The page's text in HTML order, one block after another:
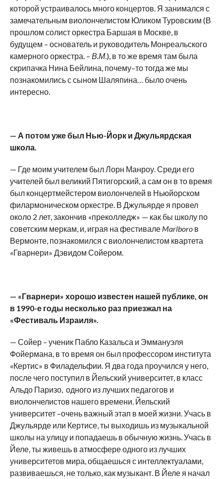
которой устраивалось много концертов. Я занимался с
замечательным виолончелистом Юликом Туровским (В
прошлом солист оркестра Баршая в Москве, в
будущем – основатель и руководитель Монреальского
камерного оркестра. – В.М.), в то же время там была
скрипачка Нина Бейлина, почему–то тогда же мы
познакомились с сыном Шаляпина… было очень
интересно.
— А потом уже был Нью-Йорк и Джульярдская
школа.
— Где моим учителем был Лорн Манроу. Среди его
учителей был великий Пятигорский, а сам он в то время
был концертмейстером виолончелей в Ньюйорском
филармоническом оркестре. В Джульярде я провел
около 2 лет, закончив «преколледж» — как бы школу по
советским меркам, и, играя на фестивале Marlboroв
Вермонте, познакомился с виолончелистом квартета
«Гварнери» Дэвидом Сойером.
— «Гварнери» хорошо известен нашей публике, он
в 1990-е годы несколько раз приезжал на
«Фестиваль Израиля».
— Сойер – ученик Пабло Казальса и Эммануэля
Фойермана, в то время он был профессором института
«Кертис» в Филадельфии. Я два года проучился у него,
после чего поступил в Йельский университет, в класс
Альдо Паризо, одного из лучших педагогов и
виолончелистов нашего времени. Йельский
университет –очень важный этап в моей жизни. Учась в
Джульярде или Кертисе, ты выходишь из музыкальной
школы на улицу и попадаешь в обычную жизнь. Учась в
Йеле, ты живешь в атмосфере одного из лучших
университетов мира, общаешься с интеллектуалами,
развиваешься, не только, как музыкант. В Йеле я начал